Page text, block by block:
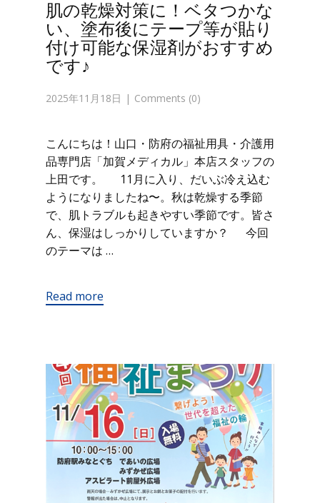
肌の乾燥対策に！ベタつかな
い、塗布後にテープ等が貼り
付け可能な保湿剤がおすすめ
です♪
2025年11月18日 Comments (0)
こんにちは！山口・防府の福祉用具・介護用
品専門店「加賀メディカル」本店スタッフの
上田です。 11月に入り、だいぶ冷え込む
ようになりましたね〜。秋は乾燥する季節
で、肌トラブルも起きやすい季節です。皆さ
ん、保湿はしっかりしていますか？ 今回
のテーマは …
Read more